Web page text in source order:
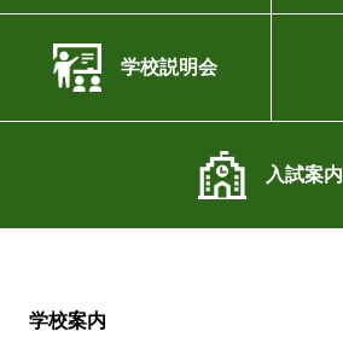
学校説明会
入試案内
学校案内